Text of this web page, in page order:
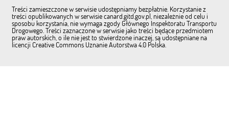
Treści zamieszczone w serwisie udostępniamy bezpłatnie. Korzystanie z
treści opublikowanych w serwisie canard.gitd.gov.pl, niezależnie od celu i
sposobu korzystania, nie wymaga zgody Głównego Inspektoratu Transportu
Drogowego. Treści zaznaczone w serwisie jako treści będące przedmiotem
praw autorskich, o ile nie jest to stwierdzone inaczej, są udostępniane na
licencji Creative Commons Uznanie Autorstwa 4.0 Polska.